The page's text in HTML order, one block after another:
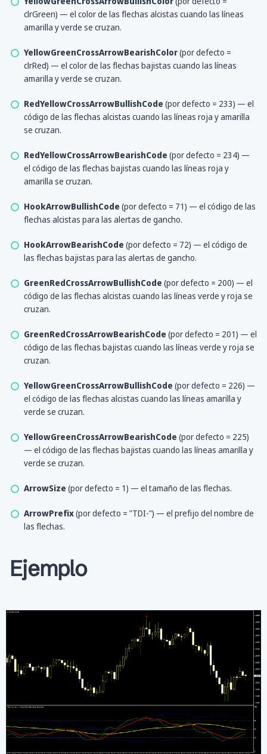
clrGreen) — el color de las flechas alcistas cuando las líneas
amarilla y verde se cruzan.
YellowGreenCrossArrowBearishColor(por defecto =
clrRed) — el color de las flechas bajistas cuando las líneas
amarilla y verde se cruzan.
RedYellowCrossArrowBullishCode (por defecto = 233) — el
código de las flechas alcistas cuando las líneas roja y amarilla
se cruzan.
RedYellowCrossArrowBearishCode (por defecto = 234) —
el código de las flechas bajistas cuando las líneas roja y
amarilla se cruzan.
HookArrowBullishCode (por defecto = 71) — el código de las
flechas alcistas para las alertas de gancho.
HookArrowBearishCode (por defecto = 72) — el código de
las flechas bajistas para las alertas de gancho.
GreenRedCrossArrowBullishCode (por defecto = 200) — el
código de las flechas alcistas cuando las líneas verde y roja se
cruzan.
GreenRedCrossArrowBearishCode (por defecto = 201) — el
código de las flechas bajistas cuando las líneas verde y roja se
cruzan.
YellowGreenCrossArrowBullishCode (por defecto = 226) —
el código de las flechas alcistas cuando las líneas amarilla y
verde se cruzan.
YellowGreenCrossArrowBearishCode (por defecto = 225)
— el código de las flechas bajistas cuando las líneas amarilla y
verde se cruzan.
ArrowSize (por defecto = 1) — el tamaño de las flechas.
ArrowPrefix(por defecto = "TDI-") — el prefijo del nombre de
las flechas.
Ejemplo